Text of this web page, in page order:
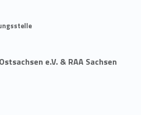
e.V. & RAA Sachsen